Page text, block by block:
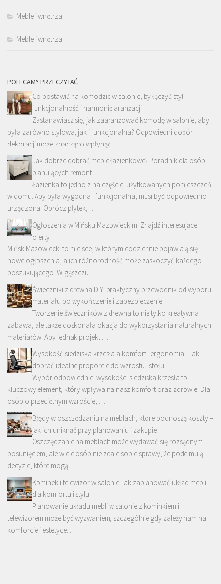
Meble i wnętrza
Meble i wnętrza
POLECAMY PRZECZYTAĆ
Co postawić na komodzie w salonie, by łączyć styl,
funkcjonalność i harmonię aranżacji
Zastanawiasz się, jak zaaranżować komodę w salonie, aby
była zarówno stylowa, jak i funkcjonalna? Odpowiedni dobór
dekoracji może znacząco wpłynąć …
Jak dobrze dobrać meble łazienkowe? Poradnik dla osób
planujących remont
Łazienka to jedno z najczęściej użytkowanych pomieszczeń
w domu. Aby była wygodna i funkcjonalna, musi być odpowiednio
urządzona. Oprócz płytek, …
Ogłoszenia w Mińsku Mazowieckim: Znajdź interesujące
oferty
Mińsk Mazowiecki to miejsce, w którym codziennie pojawiają się
nowe ogłoszenia, a ich różnorodność może zaskoczyć każdego
poszukującego. W gąszczu …
Świeczniki z drewna DIY: praktyczny przewodnik od wyboru
materiału po wykończenie i zabezpieczenie
Tworzenie świeczników z drewna to nie tylko kreatywna
zabawa, ale także doskonała okazja do wykorzystania naturalnych
materiałów. Aby jednak projekt …
Wysokość siedziska krzesła a komfort i ergonomia – jak
dobrać idealne proporcje do wzrostu i stołu
Wybór odpowiedniej wysokości siedziska krzesła to
kluczowy element, który wpływa na nasz komfort oraz zdrowie. Dla
osób o przeciętnym wzroście, …
Błędy w oszczędzaniu na meblach, które podnoszą koszty –
jak ich uniknąć przy planowaniu i zakupie
Oszczędzanie na meblach może wydawać się rozsądnym
posunięciem, ale wiele osób nie zdaje sobie sprawy, że podejmują
decyzje, które mogą …
Kominek i telewizor w salonie: jak zaplanować układ mebli
dla komfortu i stylu
Planowanie układu mebli w salonie z kominkiem i
telewizorem może być wyzwaniem, szczególnie gdy zależy nam na
komforcie i estetyce. …